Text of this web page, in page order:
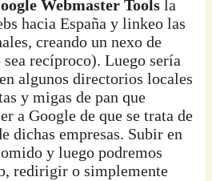
Webmaster Tools la
hacia España y linkeo las
creando un nexo de
recíproco). Luego sería
algunos directorios locales
y migas de pan que
a Google de que se trata de
dichas empresas. Subir en
y luego podremos
redirigir o simplemente